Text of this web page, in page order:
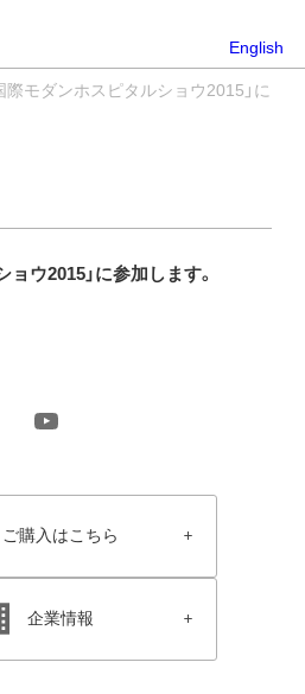
English
際モダンホスピタルショウ2015」に
ョウ2015」に参加します。
YouTube
ご購入はこちら
企業情報